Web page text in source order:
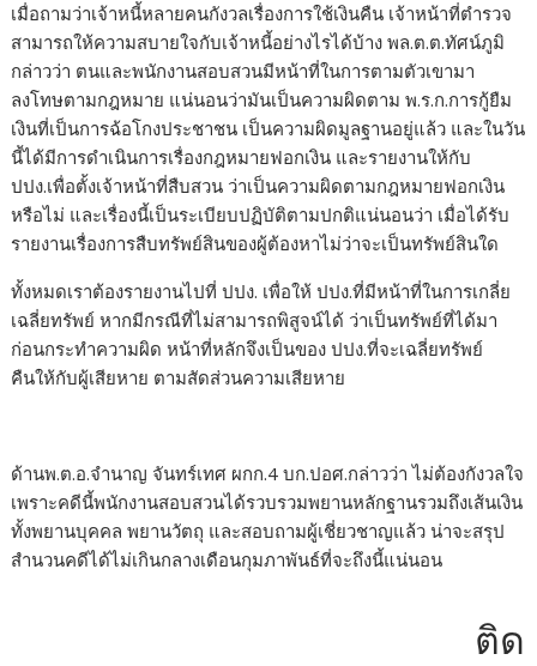
เมื่อถามว่าเจ้าหนี้หลายคนกังวลเรื่องการใช้เงินคืน เจ้าหน้าที่ตำรวจ
สามารถให้ความสบายใจกับเจ้าหนี้อย่างไรได้บ้าง พล.ต.ต.ทัศน์ภูมิ
กล่าวว่า ตนและพนักงานสอบสวนมีหน้าที่ในการตามตัวเขามา
ลงโทษตามกฎหมาย แน่นอนว่ามันเป็นความผิดตาม พ.ร.ก.การกู้ยืม
เงินที่เป็นการฉ้อโกงประชาชน เป็นความผิดมูลฐานอยู่แล้ว และในวัน
นี้ได้มีการดำเนินการเรื่องกฎหมายฟอกเงิน และรายงานให้กับ
ปปง.เพื่อตั้งเจ้าหน้าที่สืบสวน ว่าเป็นความผิดตามกฎหมายฟอกเงิน
หรือไม่ และเรื่องนี้เป็นระเบียบปฏิบัติตามปกติแน่นอนว่า เมื่อได้รับ
รายงานเรื่องการสืบทรัพย์สินของผู้ต้องหาไม่ว่าจะเป็นทรัพย์สินใด
ทั้งหมดเราต้องรายงานไปที่ ปปง. เพื่อให้ ปปง.ที่มีหน้าที่ในการเกลี่ย
เฉลี่ยทรัพย์ หากมีกรณีที่ไม่สามารถพิสูจน์ได้ ว่าเป็นทรัพย์ที่ได้มา
ก่อนกระทำความผิด หน้าที่หลักจึงเป็นของ ปปง.ที่จะเฉลี่ยทรัพย์
คืนให้กับผู้เสียหาย ตามสัดส่วนความเสียหาย
ด้านพ.ต.อ.จำนาญ จันทร์เทศ ผกก.4 บก.ปอศ.กล่าวว่า ไม่ต้องกังวลใจ
เพราะคดีนี้พนักงานสอบสวนได้รวบรวมพยานหลักฐานรวมถึงเส้นเงิน
ทั้งพยานบุคคล พยานวัตถุ และสอบถามผู้เชี่ยวชาญแล้ว น่าจะสรุป
สำนวนคดีได้ไม่เกินกลางเดือนกุมภาพันธ์ที่จะถึงนี้แน่นอน
ติดต่